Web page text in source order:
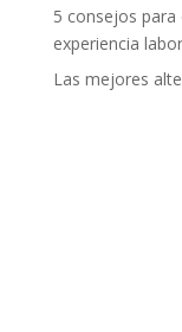
5 consejos para
experiencia
Las mejores